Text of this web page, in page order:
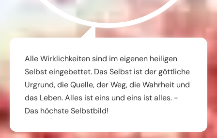
Alle Wirklichkeiten sind im eigenen heiligen
Selbst eingebettet. Das Selbst ist der göttliche
Urgrund, die Quelle, der Weg, die Wahrheit und
das Leben. Alles ist eins und eins ist alles. -
Das höchste Selbstbild!